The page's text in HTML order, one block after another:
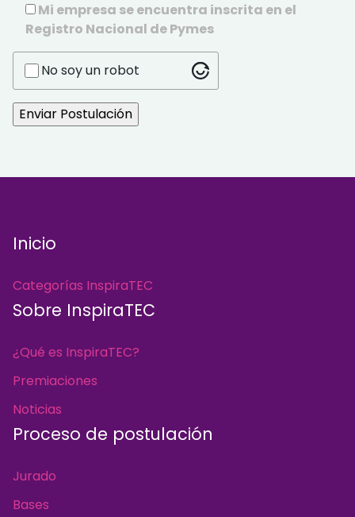
Mi empresa se encuentra inscrita en el
Registro Nacional de Pymes
No soy un robot
Inicio
Categorías InspiraTEC
Sobre InspiraTEC
¿Qué es InspiraTEC?
Premiaciones
Noticias
Proceso de postulación
Jurado
Bases